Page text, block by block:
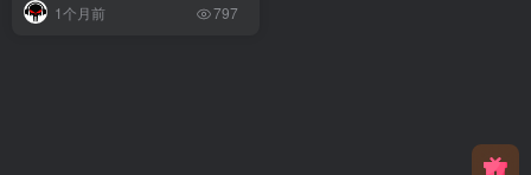
1个月前 797